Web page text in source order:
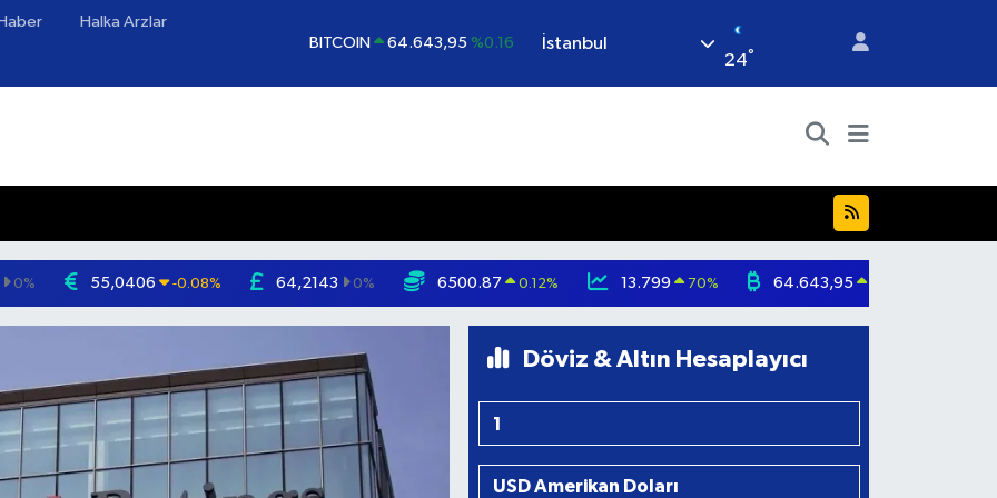
Halka Arzlar
BITCOIN 64.643,95 %0.16
DOLAR 47,6704 %0
BİST100 13.799 %70
İstanbul
24°
0% 55,0406 -0.08% 64,2143 0% 6500.87 0.12% 13.799 70% 64.643,95
Döviz & Altın Hesaplayıcı